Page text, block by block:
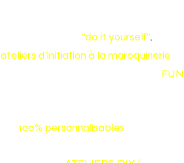
"do it yourself".
ateliers d'initiation à la maroquinerie
FUN
100% personnalisables